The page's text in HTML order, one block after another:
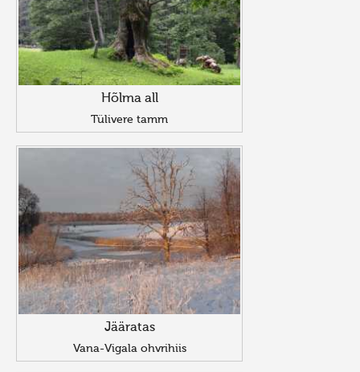
Hõlma all
Tülivere tamm
Jääratas
Vana-Vigala ohvrihiis